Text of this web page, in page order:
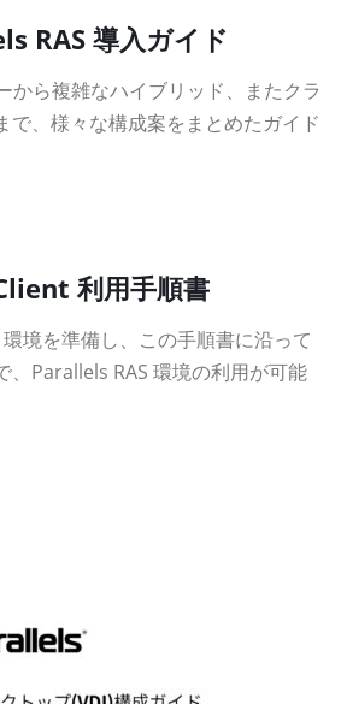
RAS 導入ガイド
から複雑なハイブリッド、またクラ
で、様々な構成案をまとめたガイド
利用手順書
境を準備し、この手順書に沿って
、Parallels RAS 環境の利用が可能